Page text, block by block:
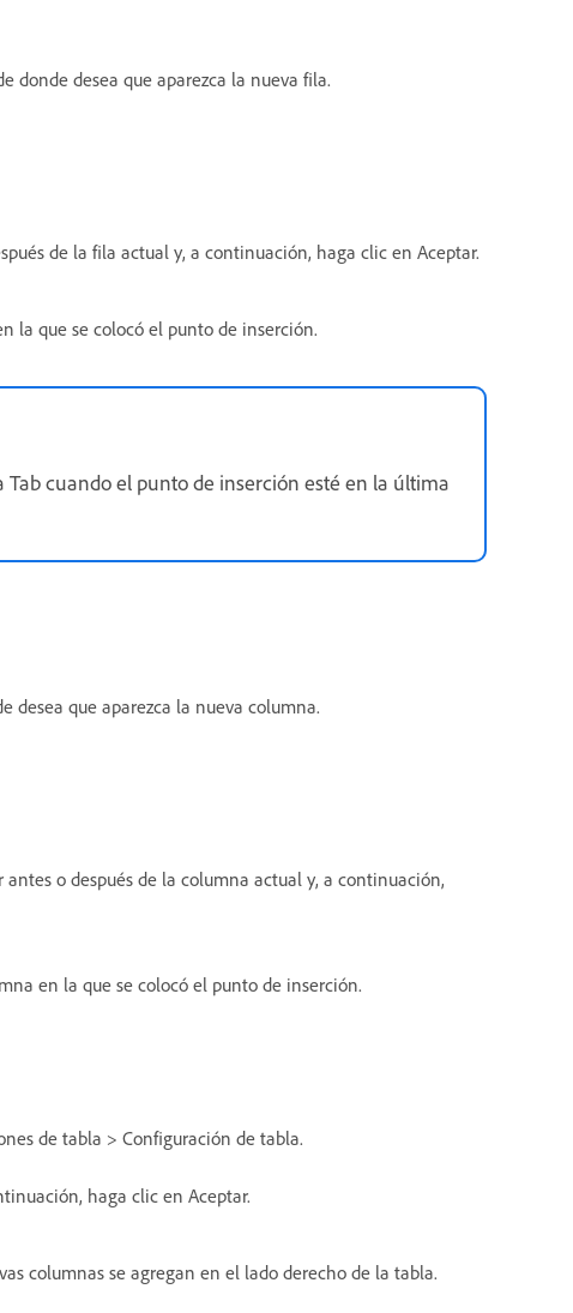
donde desea que aparezca la nueva fila.
de la fila actual y, a continuación, haga clic en Aceptar.
la que se colocó el punto de inserción.
cuando el punto de inserción esté en la última
desea que aparezca la nueva columna.
o después de la columna actual y, a continuación,
en la que se colocó el punto de inserción.
de tabla > Configuración de tabla.
haga clic en Aceptar.
columnas se agregan en el lado derecho de la tabla.